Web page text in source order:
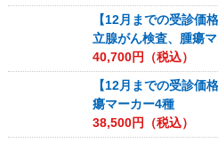
【12月までの受診価
立腺がん検査、腫瘍
40,700円（税込）
【12月までの受診価
瘍マーカー4種
38,500円（税込）